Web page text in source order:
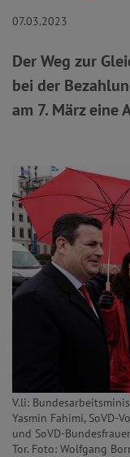
07.03.2023
Der Weg zur
bei der
am 7. März eine
V.li:
Yasmin Fahimi, SoVD-
und SoVD-
Tor. Foto: Wolfgang